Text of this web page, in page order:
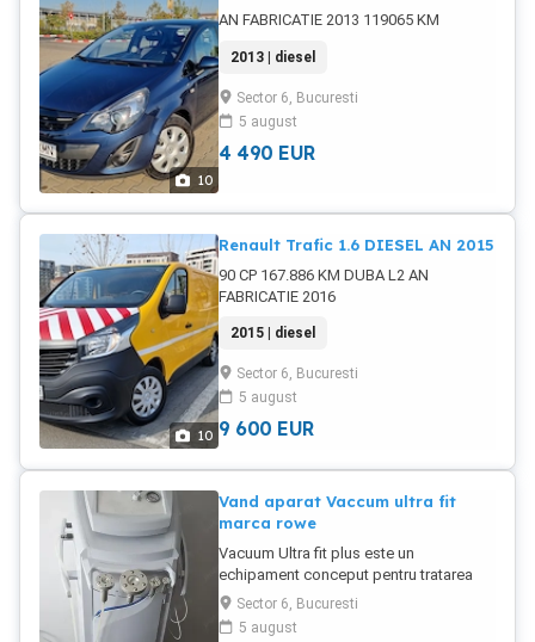
10
AN FABRICATIE 2013 119065 KM
2013 | diesel
Sector 6, Bucuresti
5 august
4 490 EUR
10
Renault Trafic 1.6 DIESEL AN 2015
90 CP 167.886 KM DUBA L2 AN
FABRICATIE 2016
2015 | diesel
Sector 6, Bucuresti
5 august
9 600 EUR
Vand aparat Vaccum ultra fit
marca rowe
Vacuum Ultra fit plus este un
echipament conceput pentru tratarea
inestetismelor faciale si corporale, cu
rezultate spectaculoase intr un timp
Sector 6, Bucuresti
5 august